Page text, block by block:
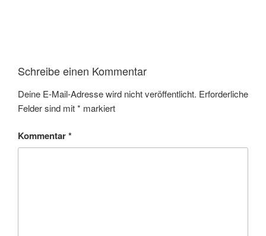
Schreibe einen Kommentar
Deine E-Mail-Adresse wird nicht veröffentlicht. Erforderliche
Felder sind mit* markiert
Kommentar*